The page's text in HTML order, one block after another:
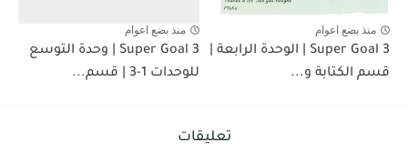
منذ بضع اعوام
Super Goal 3 | الوحدة الرابعة |
قسم الكتابة و...
منذ بضع اعوام
Super Goal 3 | وحدة التوسع
للوحدات 1-3 | قسم...
تعليقات